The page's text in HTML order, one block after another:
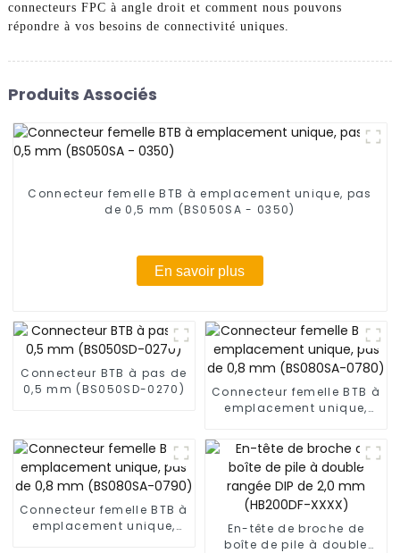
connecteurs FPC à angle droit et comment nous pouvons
répondre à vos besoins de connectivité uniques.
Produits Associés
Connecteur femelle BTB à emplacement unique, pas
de 0,5 mm (BS050SA - 0350)
En savoir plus
Connecteur BTB à pas de
0,5 mm (BS050SD-0270)
Connecteur femelle BTB à
emplacement unique,
(BS080SA-0780)
Connecteur femelle BTB à
emplacement unique,
En-tête de broche de
boîte de pile à double